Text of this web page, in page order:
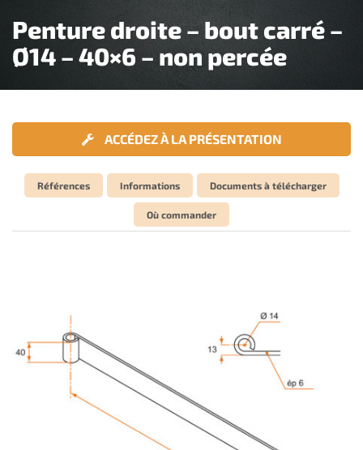
Penture droite – bout carré –
Ø14 – 40×6 – non percée
ACCÉDEZ À LA PRÉSENTATION
Références Informations Documents à télécharger
Où commander